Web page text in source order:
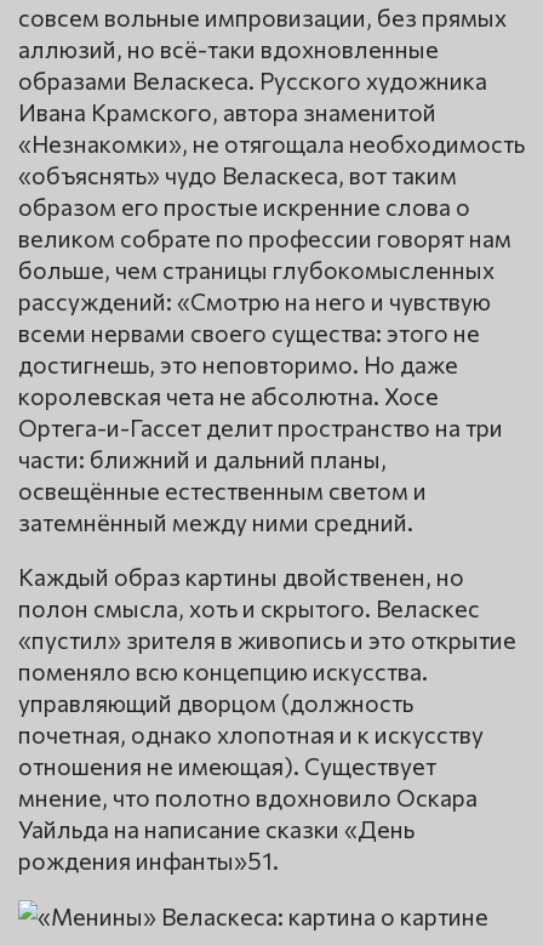
совсем вольные импровизации, без прямых
аллюзий, но всё-таки вдохновленные
образами Веласкеса. Русского художника
Ивана Крамского, автора знаменитой
«Незнакомки», не отягощала необходимость
«объяснять» чудо Веласкеса, вот таким
образом его простые искренние слова о
великом собрате по профессии говорят нам
больше, чем страницы глубокомысленных
рассуждений: «Смотрю на него и чувствую
всеми нервами своего существа: этого не
достигнешь, это неповторимо. Но даже
королевская чета не абсолютна. Хосе
Ортега-и-Гассет делит пространство на три
части: ближний и дальний планы,
освещённые естественным светом и
затемнённый между ними средний.
Каждый образ картины двойственен, но
полон смысла, хоть и скрытого. Веласкес
«пустил» зрителя в живопись и это открытие
поменяло всю концепцию искусства.
управляющий дворцом (должность
почетная, однако хлопотная и к искусству
отношения не имеющая). Существует
мнение, что полотно вдохновило Оскара
Уайльда на написание сказки «День
рождения инфанты»51.